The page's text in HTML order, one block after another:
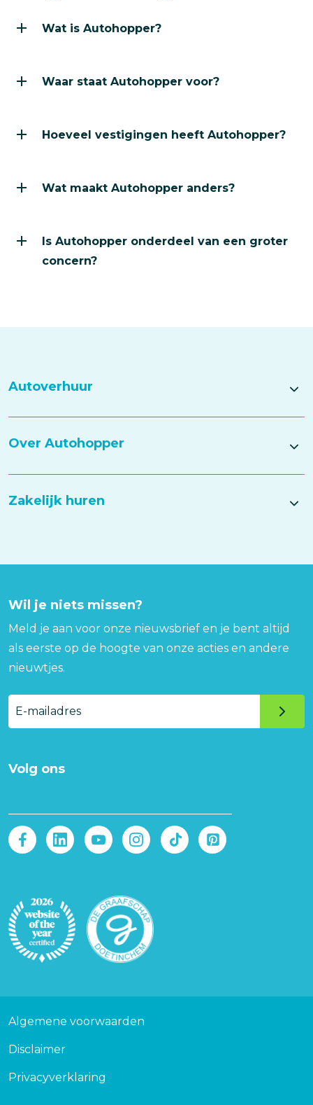
Autohopper is een Nederlandse autoverhuurder
Wat is Autohopper?
Wij staan voor transparantie, betrouwbaarheid en
Waar staat Autohopper voor?
Autohopper heeft ruim 110 vestigingen verspreid
Hoeveel vestigingen heeft Autohopper?
We bieden scherpe prijzen, transparante
Wat maakt Autohopper anders?
Ja. Autohopper maakt deel uit van de Louwman
Is Autohopper onderdeel van een groter
concern?
Autoverhuur
Over Autohopper
Zakelijk huren
Wil je niets missen?
Meld je aan voor onze nieuwsbrief en je bent altijd
als eerste op de hoogte van onze acties en andere
nieuwtjes.
E-
mailadres
Volg ons
Afbeelding Afbeelding
Voet
Algemene voorwaarden
Disclaimer
Privacyverklaring